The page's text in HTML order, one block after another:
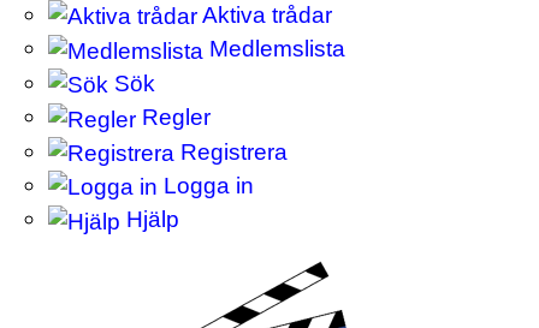
Aktiva trådar
Medlemslista
Sök
Regler
Registrera
Logga in
Hjälp